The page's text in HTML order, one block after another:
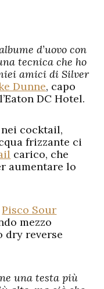
d’uovo con
tecnica che ho
amici di Silver
Dunne, capo
DC Hotel.
cocktail,
frizzante ci
carico, che
aumentare lo
Pisco Sour
mezzo
dry reverse
una testa più